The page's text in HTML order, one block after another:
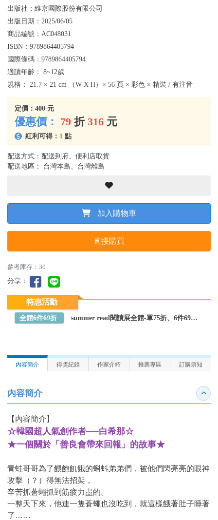
出版社： 維京國際股份有限公司
出版日期： 2025/06/05
商品編號： AC048031
ISBN： 9789864405794
國際條碼： 9789864405794
適讀年齡： 8~12歲
規格： 21.7 × 21 cm （W X H）× 56 頁 × 彩色 × 精裝 / 有注音
定價： 400 元
優惠價： 79 折 316 元
紅利可得： 1 點
配送方式：配送到府、便利店取貨
配送地區： 台灣本島、台灣離島
加入購物車
直接購買
參考庫存：30
分享：
特惠活動
全館6件69折 summer read閱讀展全館-單75折、6件69折～全館任選
內容簡介 得獎紀錄 作家介紹 推薦專區 訂購須知
內容簡介 收合
【內容簡介】
☆韓國超人氣創作者──白希那☆
★一個關於「善良會帶來回報」的故事★
青蛙哥哥為了餵飽飢餓的蝌蚪弟弟們，被他們閃亮亮的眼神
攻擊（？）得無法招架，
辛苦抓蒼蠅抓到筋疲力盡的。
一整天下來，他連一隻蒼蠅也沒吃到，就這樣餓著肚子睡著
了……